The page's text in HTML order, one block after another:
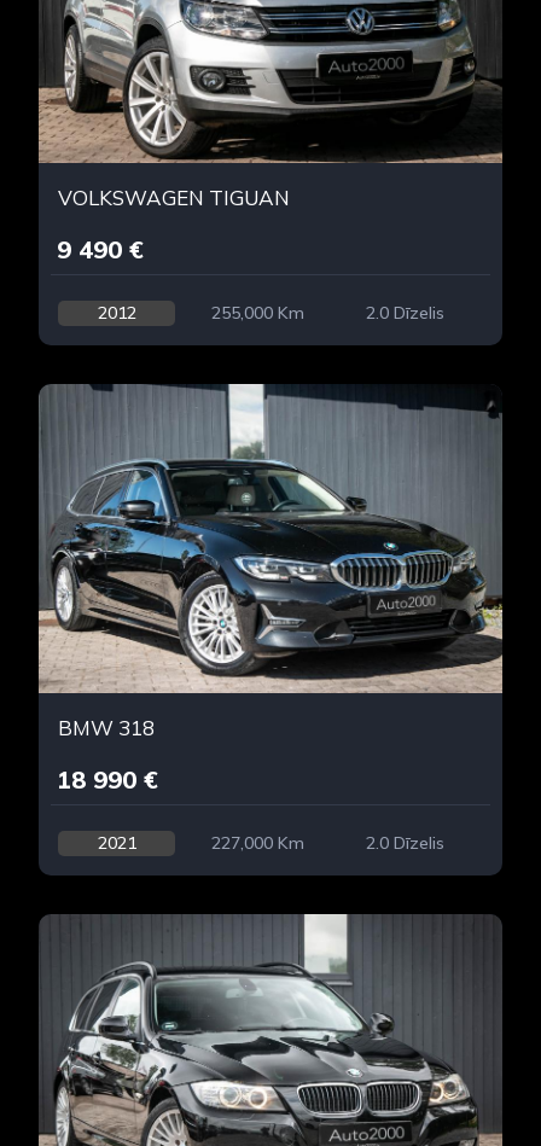
VOLKSWAGEN TIGUAN
9 490 €
2012 255,000 Km 2.0 Dīzelis
BMW 318
18 990 €
2021 227,000 Km 2.0 Dīzelis